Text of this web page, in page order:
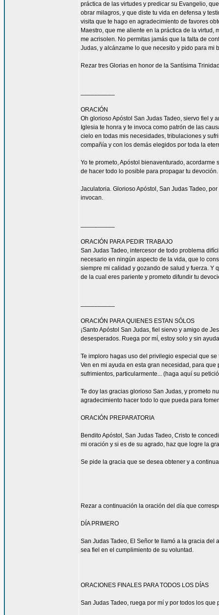
práctica de las virtudes y predicar su Evangelio,
obrar milagros, y que diste tu vida en defensa y
visita que te hago en agradecimiento de favores
Maestro, que me aliente en la práctica de la
me acrisolen. No permitas jamás que la falta de
Judas, y alcánzame lo que necesito y pido para mi
Rezar tres Glorias en honor de la Santísima
ORACIÓN
Oh glorioso Apóstol San Judas Tadeo, siervo fiel y
Iglesia te honra y te invoca como patrón de las
cielo en todas mis necesidades, tribulaciones y
compañía y con los demás elegidos por toda la
Yo te prometo, Apóstol bienaventurado,
de hacer todo lo posible para propagar tu devoción.
Jaculatoria. Glorioso Apóstol, San Judas Tadeo,
invocan.
ORACIÓN PARA PEDIR TRABAJO
San Judas Tadeo, intercesor de todo problema
necesario en ningún aspecto de la vida, que lo
siempre mi calidad y gozando de salud y fuerza. Y
de la cual eres pariente y prometo difundir tu
ORACIÓN PARA QUIENES ESTAN SÓLOS
¡Santo Apóstol San Judas, fiel siervo y amigo de
desesperados. Ruega por mí, estoy solo y sin
Te imploro hagas uso del privilegio especial que
Ven en mi ayuda en esta gran necesidad, para
sufrimientos, particularmente... (haga aquí su
Te doy las gracias glorioso San Judas, y prometo
agradecimiento hacer todo lo que pueda para
ORACIÓN PREPARATORIA
Bendito Apóstol, San Judas Tadeo, Cristo te
mi oración y si es de su agrado, haz que logre la
Se pide la gracia que se desea obtener y a
Rezar a continuación la oración del día que
DÍA PRIMERO
San Judas Tadeo, El Señor te llamó a la gracia
sea fiel en el cumplimiento de su voluntad.
ORACIONES FINALES PARA TODOS LOS DÍAS
San Judas Tadeo, ruega por mí y por todos los que